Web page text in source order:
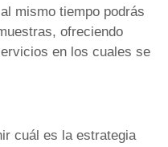
mismo tiempo podrás
ofreciendo
en los cuales se
cuál es la estrategia